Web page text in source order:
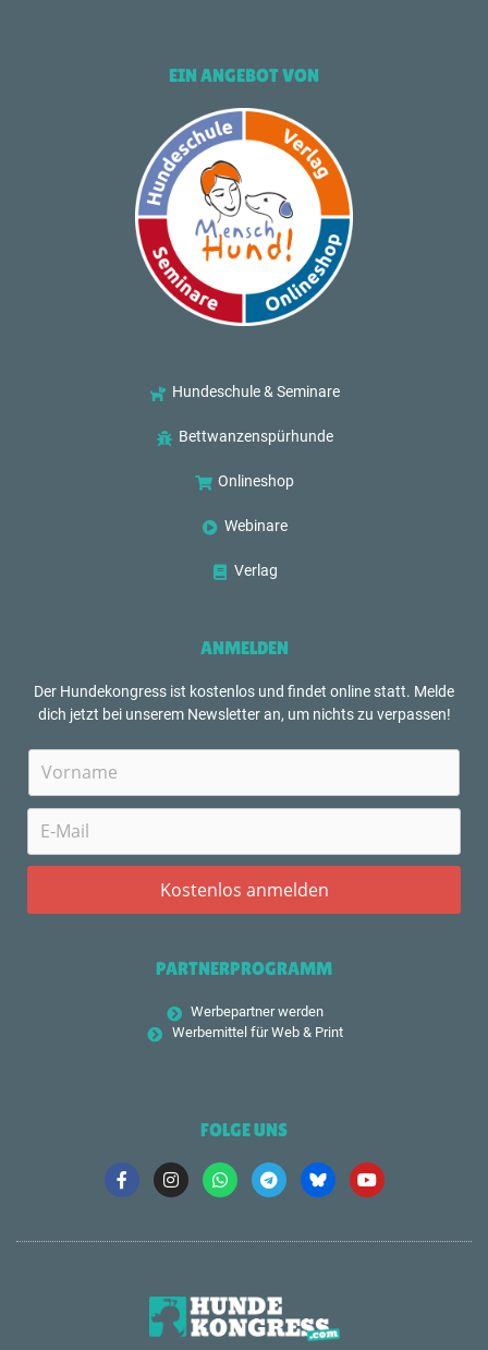
EIN ANGEBOT VON
Hundeschule & Seminare
Bettwanzenspürhunde
Onlineshop
Webinare
Verlag
ANMELDEN
Der Hundekongress ist kostenlos und findet online statt. Melde
dich jetzt bei unserem Newsletter an, um nichts zu verpassen!
PARTNERPROGRAMM
Werbepartner werden
Werbemittel für Web & Print
FOLGE UNS